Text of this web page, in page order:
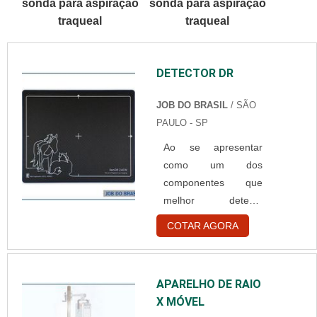
SOBRE TOUCA
BRANCA
touca branca
empresa
comprometida com
seus serviços,
consegue encontrar o
site da Best Fabril. É
possível encontrar
capote hospitalar
descartável e gorr...
sonda para aspiração
traqueal
sonda para aspiração
traqueal
DETECTOR DR
JOB DO BRASIL / SÃO
PAULO - SP
Ao se apresentar
como um dos
componentes que
melhor detecta
lesões e suas
respectivas
gravidades em
o detector dr
representa um dos
COTAR AGORA
APARELHO DE RAIO
X MÓVEL